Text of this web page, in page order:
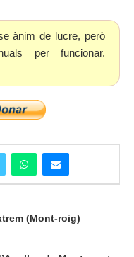
ànim de lucre, però
per funcionar.
(Mont-roig)